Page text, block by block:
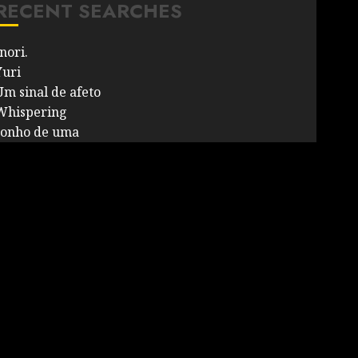
SEARCHES
sinal de afeto
de uma